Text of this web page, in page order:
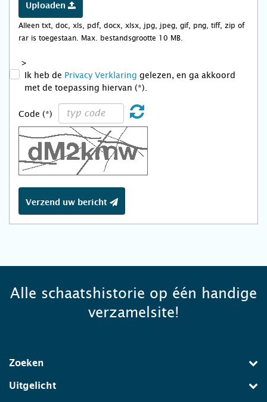
Uploaden
Alleen txt, doc, xls, pdf, docx, xlsx, jpg, jpeg, gif, png, tiff, zip of
rar is toegestaan. Max. bestandsgrootte 10 MB.
>
Ik heb de Privacy Verklaring gelezen, en ga akkoord
met de toepassing hiervan (*).
Code (*)
Verzend uw bericht
Alle schaatshistorie op één handige
verzamelsite!
Zoeken
Uitgelicht